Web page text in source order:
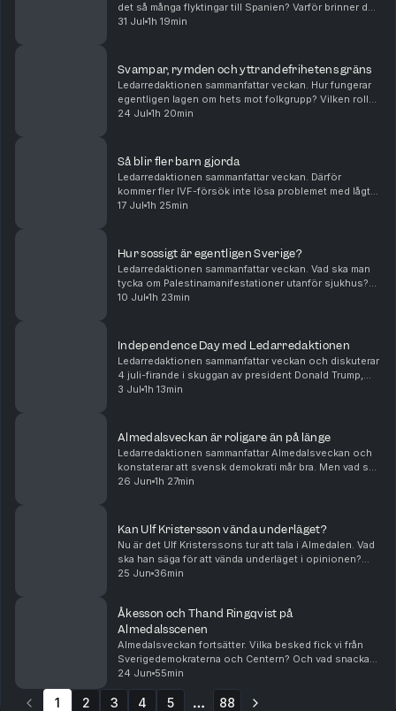
det så många flyktingar till Spanien? Varför brinner det
så mycket runtom i Europa? Och bör Daniel Suhonen
31 Jul 1h 19min
Svampar, rymden och yttrandefrihetens gräns
Ledarredaktionen sammanfattar veckan. Hur fungerar
egentligen lagen om hets mot folkgrupp? Vilken roll
kan psykedelika spela i den palliativa vården? Och vad
24 Jul 1h 20min
Så blir fler barn gjorda
Ledarredaktionen sammanfattar veckan. Därför
kommer fler IVF-försök inte lösa problemet med lågt
barnafödande. Så förringar Palestinarörelsen
17 Jul 1h 25min
Hur sossigt är egentligen Sverige?
Ledarredaktionen sammanfattar veckan. Vad ska man
tycka om Palestinamanifestationer utanför sjukhus?
Råder det verkligen vattenbrist? Och hur ska Sverige
10 Jul 1h 23min
Independence Day med Ledarredaktionen
Ledarredaktionen sammanfattar veckan och diskuterar
4 juli-firande i skuggan av president Donald Trump,
samtyckeslagens oväntade konsekvenser samt vikten
3 Jul 1h 13min
Almedalsveckan är roligare än på länge
Ledarredaktionen sammanfattar Almedalsveckan och
konstaterar att svensk demokrati mår bra. Men vad sa
partiledarna i sina tal? Och hur gick snacket inför valet
26 Jun 1h 27min
Kan Ulf Kristersson vända underläget?
Nu är det Ulf Kristerssons tur att tala i Almedalen. Vad
ska han säga för att vända underläget i opinionen?
Och vad pratas det mer om i Visby? Börjar vänstern bli
25 Jun 36min
Åkesson och Thand Ringqvist på
Almedalsscenen
Almedalsveckan fortsätter. Vilka besked fick vi från
Sverigedemokraterna och Centern? Och vad snackas
det annars om bland ruiner och rosor? Andreas
Ericson gästas av Fredrik Johansson, krönikör på
led...
24 Jun 55min
1 2 3 4 5 88